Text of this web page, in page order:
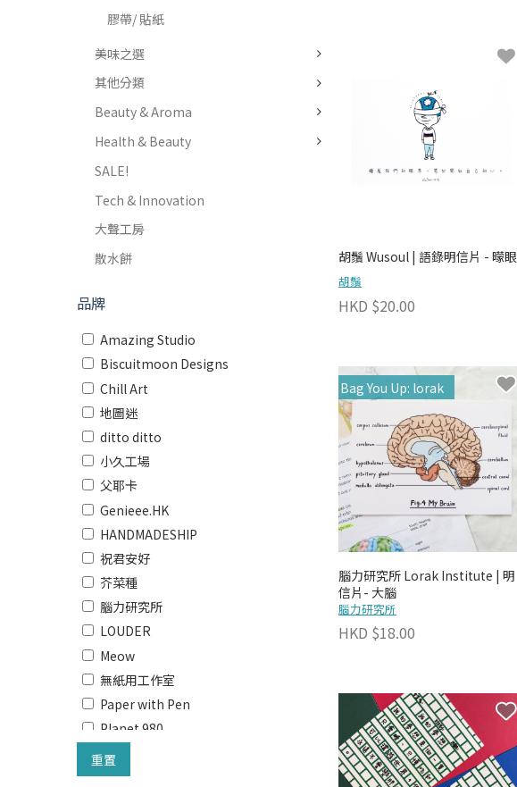
膠帶/ 貼紙
美味之選
其他分類
Beauty & Aroma
Health & Beauty
SALE!
Tech & Innovation
大聲工房
散水餅
品牌
Amazing Studio
Biscuitmoon Designs
Chill Art
地圖迷
ditto ditto
小久工場
父耶卡
Genieee.HK
HANDMADESHIP
祝君安好
芥菜種
腦力研究所
LOUDER
Meow
無紙用工作室
Paper with Pen
Planet 980
有朝一日 • 文房具
SPARKLES & JOY
重置
胡鬚 Wusoul | 語錄明信片 - 曚眼
胡鬚
HKD $20.00
Bag You Up: lorak
腦力研究所 Lorak Institute | 明
信片- 大腦
腦力研究所
HKD $18.00